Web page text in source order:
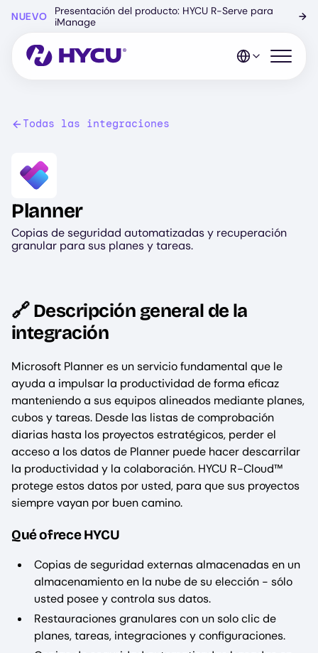
principal
NUEVO
Presentación del producto: HYCU R-Serve para
iManage
→
Abrir el
Todas las integraciones
Image
Planner
Copias de seguridad automatizadas y recuperación
granular para sus planes y tareas.
🔗 Descripción general de la
integración
Microsoft Planner es un servicio fundamental que le
ayuda a impulsar la productividad de forma eficaz
manteniendo a sus equipos alineados mediante planes,
cubos y tareas. Desde las listas de comprobación
diarias hasta los proyectos estratégicos, perder el
acceso a los datos de Planner puede hacer descarrilar
la productividad y la colaboración. HYCU R-Cloud™
protege estos datos por usted, para que sus proyectos
siempre vayan por buen camino.
Qué ofrece HYCU
Copias de seguridad externas almacenadas en un
almacenamiento en la nube de su elección - sólo
usted posee y controla sus datos.
Restauraciones granulares con un solo clic de
planes, tareas, integraciones y configuraciones.